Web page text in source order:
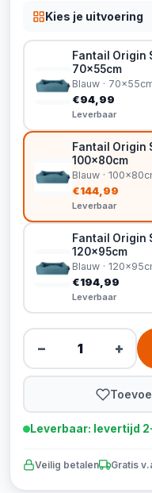
Kies je uitvoering
Fantail Origin
70x55cm
Blauw ·
€94,99
Leverbaar
Fantail Origin
100x80cm
Blauw ·
€144,99
Leverbaar
Fantail Origin
120x95cm
Blauw ·
€194,99
Leverbaar
− +
Leverbaar: levertijd
Veilig betalen Gratis